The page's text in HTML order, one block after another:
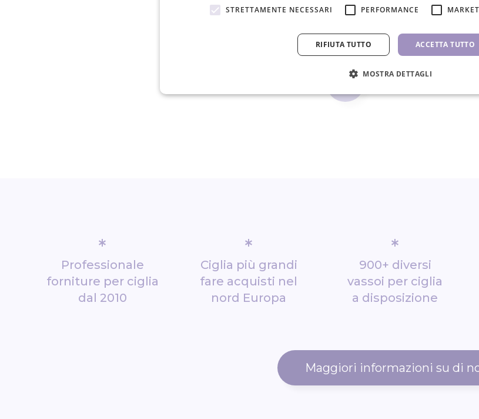
59,00 €
*
Professionale
forniture per ciglia
dal 2010
*
Ciglia più grandi
fare acquisti nel
nord Europa
*
900+ diversi
vassoi per ciglia
a disposizione
Maggiori informazioni su di
STRETTAMENTE NECESSARI PERFORMANCE
ACCETTA TUTTO
RIFIUTA TUTTO
MOSTRA DETTAGLI